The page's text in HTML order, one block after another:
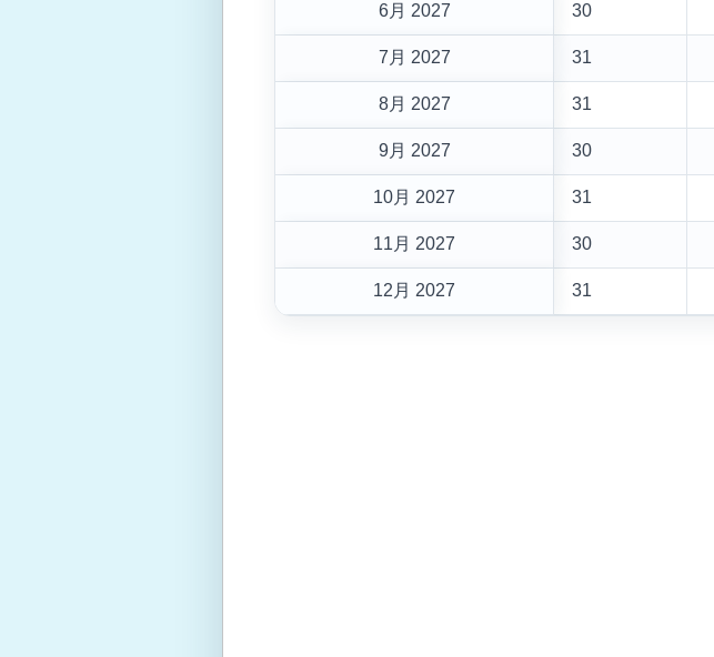
6月 2027 30
7月 2027 31
8月 2027 31
9月 2027 30
10月 2027 31
11月 2027 30
12月 2027 31